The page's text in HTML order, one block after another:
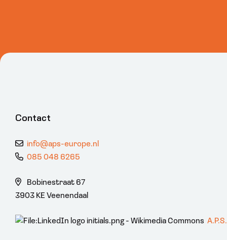
Contact
info@aps-europe.nl
085 048 6265
Bobinestraat 67
3903 KE Veenendaal